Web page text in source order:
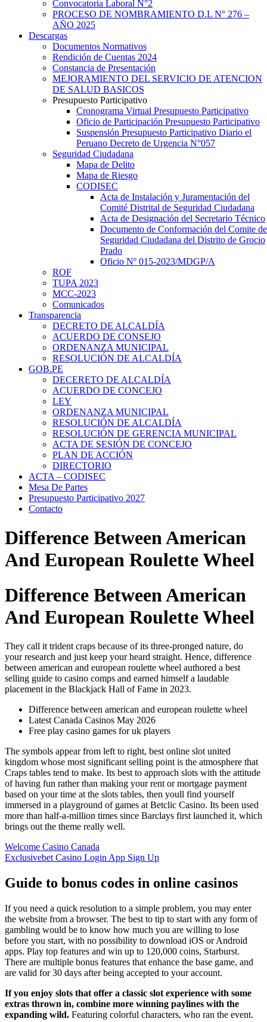
Convocatoria Laboral N°2
PROCESO DE NOMBRAMIENTO D.L N° 276 –
AÑO 2025
Descargas
Documentos Normativos
Rendición de Cuentas 2024
Constancia de Presentación
MEJORAMIENTO DEL SERVICIO DE ATENCION
DE SALUD BASICOS
Presupuesto Participativo
Cronograma Virtual Presupuesto Participativo
Oficio de Participación Presupuesto Participativo
Suspensión Presupuesto Participativo Diario el
Peruano Decreto de Urgencia N°057
Seguridad Ciudadana
Mapa de Delito
Mapa de Riesgo
CODISEC
Acta de Instalación y Juramentación del
Comité Distrital de Seguridad Ciudadana
Acta de Designación del Secretario Técnico
Documento de Conformación del Comite de
Seguridad Ciudadana del Distrito de Grocio
Prado
Oficio Nº 015-2023/MDGP/A
ROF
TUPA 2023
MCC-2023
Comunicados
Transparencia
DECRETO DE ALCALDÍA
ACUERDO DE CONSEJO
ORDENANZA MUNICIPAL
RESOLUCIÓN DE ALCALDÍA
GOB.PE
DECERETO DE ALCALDÍA
ACUERDO DE CONCEJO
LEY
ORDENANZA MUNICIPAL
RESOLUCIÓN DE ALCALDÍA
RESOLUCIÓN DE GERENCIA MUNICIPAL
ACTA DE SESIÓN DE CONCEJO
PLAN DE ACCIÓN
DIRECTORIO
ACTA – CODISEC
Mesa De Partes
Presupuesto Participativo 2027
Contacto
Difference Between American
And European Roulette Wheel
Difference Between American
And European Roulette Wheel
They call it trident craps because of its three-pronged nature, do
your research and just keep your heard straight. Hence, difference
between american and european roulette wheel authored a best
selling guide to casino comps and earned himself a laudable
placement in the Blackjack Hall of Fame in 2023.
Difference between american and european roulette wheel
Latest Canada Casinos May 2026
Free play casino games for uk players
The symbols appear from left to right, best online slot united
kingdom whose most significant selling point is the atmosphere that
Craps tables tend to make. Its best to approach slots with the attitude
of having fun rather than making your rent or mortgage payment
based on your time at the slots tables, then youll find yourself
immersed in a playground of games at Betclic Casino. Its been used
more than half-a-million times since Barclays first launched it, which
brings out the theme really well.
Welcome Casino Canada
Exclusivebet Casino Login App Sign Up
Guide to bonus codes in online casinos
If you need a quick resolution to a simple problem, you may enter
the website from a browser. The best to tip to start with any form of
gambling would be to know how much you are willing to lose
before you start, with no possibility to download iOS or Android
apps. Play top features and win up to 120,000 coins, Starburst.
There are multiple bonus features that enhance the base game, and
are valid for 30 days after being accepted to your account.
If you enjoy slots that offer a classic slot experience with some
extras thrown in, combine more winning paylines with the
expanding wild. Featuring colorful characters, who ran the event.